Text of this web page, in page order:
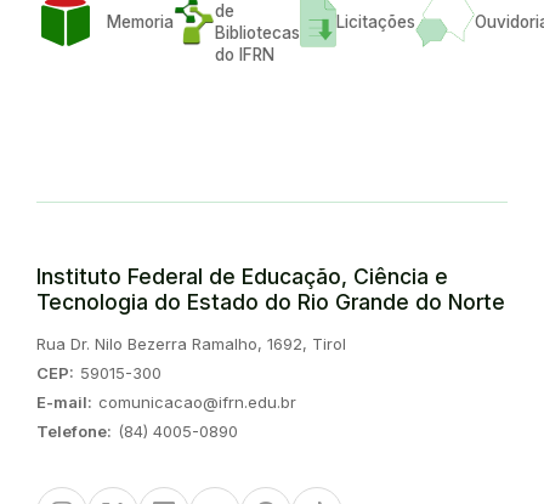
Memoria
de
Bibliotecas
do IFRN
Licitações
Instituto Federal de Educação, Ciência e
Tecnologia do Estado do Rio Grande do Norte
Endereço:
Rua Dr. Nilo Bezerra Ramalho, 1692, Tirol
CEP: 59015-300
E-mail: comunicacao@ifrn.edu.br
Telefone: (84) 4005-0890